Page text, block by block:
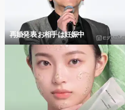
再婚発表 お相手は妊娠中